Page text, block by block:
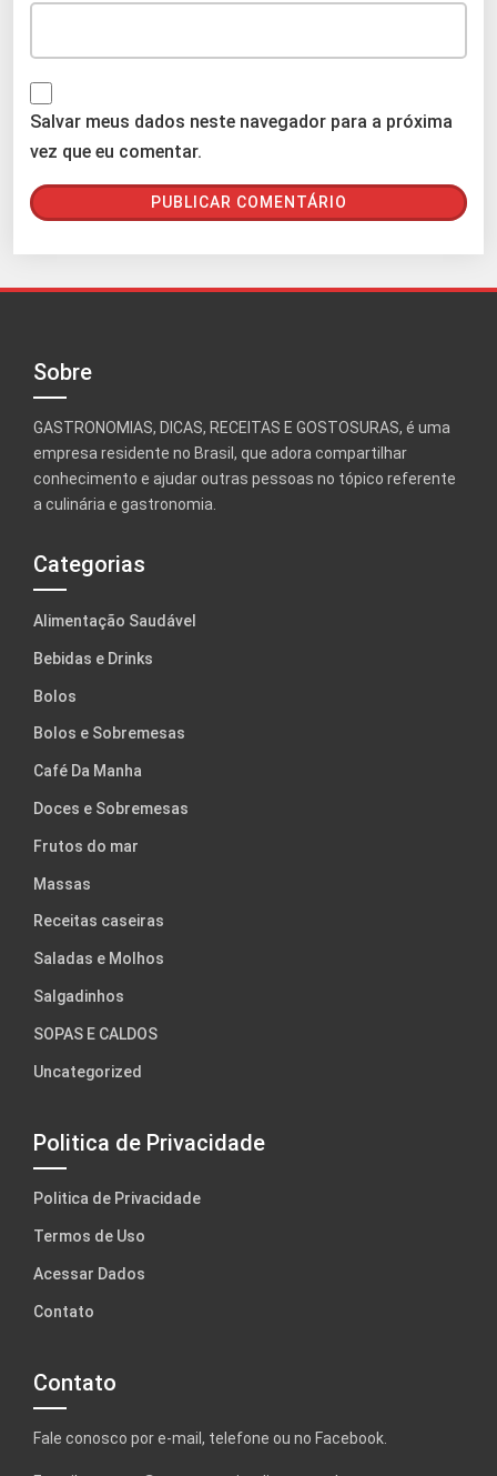
Salvar meus dados neste navegador para a próxima
vez que eu comentar.
Sobre
GASTRONOMIAS, DICAS, RECEITAS E GOSTOSURAS, é uma
empresa residente no Brasil, que adora compartilhar
conhecimento e ajudar outras pessoas no tópico referente
a culinária e gastronomia.
Categorias
Alimentação Saudável
Bebidas e Drinks
Bolos
Bolos e Sobremesas
Café Da Manha
Doces e Sobremesas
Frutos do mar
Massas
Receitas caseiras
Saladas e Molhos
Salgadinhos
SOPAS E CALDOS
Uncategorized
Politica de Privacidade
Politica de Privacidade
Termos de Uso
Acessar Dados
Contato
Contato
Fale conosco por e-mail, telefone ou no Facebook.